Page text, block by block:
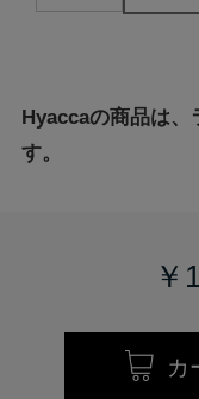
Hyaccaの商品は、
す。
￥